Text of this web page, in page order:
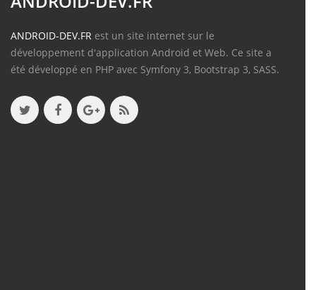
ANDROID-DEV.FR est un site internet sur le
développement d'application Android et Web. Ce site a
été développé en PHP avec Symfony 3, Bootstrap 3, SASS.